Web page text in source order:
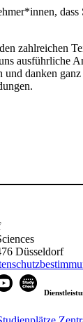
dass
zahlreichen
ausführliche
und danken
Düsseldorf